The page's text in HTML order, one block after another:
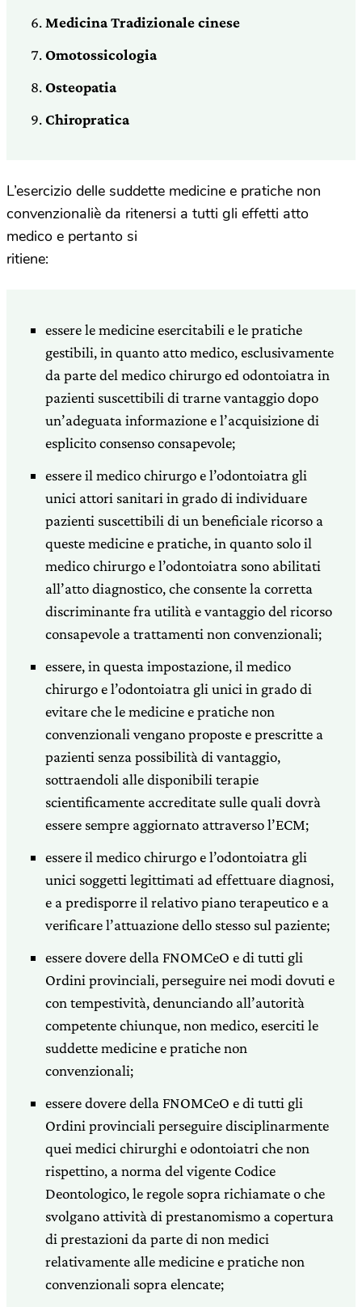
Medicina Tradizionale cinese
Omotossicologia
Osteopatia
Chiropratica
L’esercizio delle suddette medicine e pratiche non
convenzionaliè da ritenersi a tutti gli effetti atto
medico e pertanto si
ritiene:
essere le medicine esercitabili e le pratiche
gestibili, in quanto atto medico, esclusivamente
da parte del medico chirurgo ed odontoiatra in
pazienti suscettibili di trarne vantaggio dopo
un’adeguata informazione e l’acquisizione di
esplicito consenso consapevole;
essere il medico chirurgo e l’odontoiatra gli
unici attori sanitari in grado di individuare
pazienti suscettibili di un beneficiale ricorso a
queste medicine e pratiche, in quanto solo il
medico chirurgo e l’odontoiatra sono abilitati
all’atto diagnostico, che consente la corretta
discriminante fra utilità e vantaggio del ricorso
consapevole a trattamenti non convenzionali;
essere, in questa impostazione, il medico
chirurgo e l’odontoiatra gli unici in grado di
evitare che le medicine e pratiche non
convenzionali vengano proposte e prescritte a
pazienti senza possibilità di vantaggio,
sottraendoli alle disponibili terapie
scientificamente accreditate sulle quali dovrà
essere sempre aggiornato attraverso l’ECM;
essere il medico chirurgo e l’odontoiatra gli
unici soggetti legittimati ad effettuare diagnosi,
e a predisporre il relativo piano terapeutico e a
verificare l’attuazione dello stesso sul paziente;
essere dovere della FNOMCeO e di tutti gli
Ordini provinciali, perseguire nei modi dovuti e
con tempestività, denunciando all’autorità
competente chiunque, non medico, eserciti le
suddette medicine e pratiche non
convenzionali;
essere dovere della FNOMCeO e di tutti gli
Ordini provinciali perseguire disciplinarmente
quei medici chirurghi e odontoiatri che non
rispettino, a norma del vigente Codice
Deontologico, le regole sopra richiamate o che
svolgano attività di prestanomismo a copertura
di prestazioni da parte di non medici
relativamente alle medicine e pratiche non
convenzionali sopra elencate;